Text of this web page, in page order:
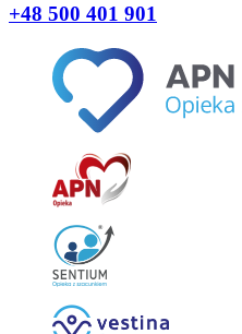
+48 500 401 901